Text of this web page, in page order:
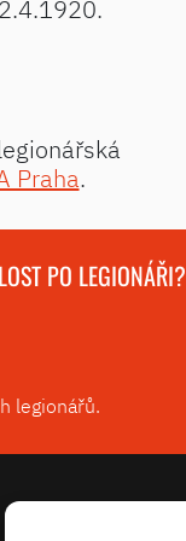
Praha.
PO LEGIONÁŘI?
legionářů.